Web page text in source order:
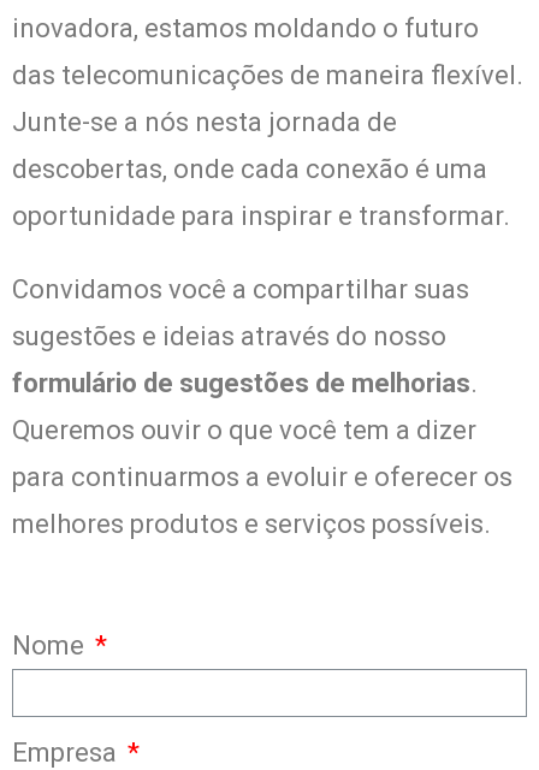
inovadora, estamos moldando o futuro
das telecomunicações de maneira flexível.
Junte-se a nós nesta jornada de
descobertas, onde cada conexão é uma
oportunidade para inspirar e transformar.
Convidamos você a compartilhar suas
sugestões e ideias através do nosso
formulário de sugestões de melhorias.
Queremos ouvir o que você tem a dizer
para continuarmos a evoluir e oferecer os
melhores produtos e serviços possíveis.
Nome
Empresa